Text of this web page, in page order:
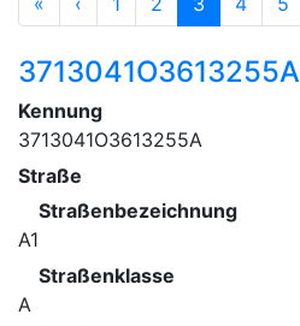
3713041O3613255A
Kennung
3713041O3613255A
Straße
Straßenbezeichnung
A1
Straßenklasse
A